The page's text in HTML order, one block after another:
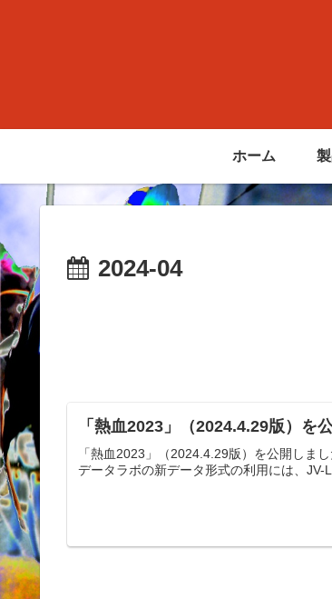
ホーム
2024-04
「熱血2023」（2024.4.29版）を
「熱血2023」（2024.4.29版）を公開しま
データラボの新データ形式の利用には、JV-